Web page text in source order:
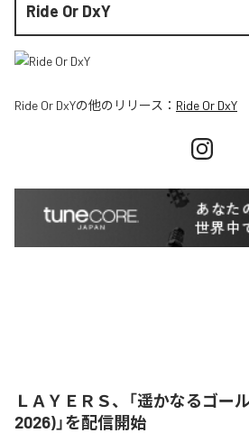
Ride Or DxY
Ride Or DxYの他のリリース： Ride Or DxY
ＬＡＹＥＲＳ、「遥かなるゴー
2026)」を配信開始